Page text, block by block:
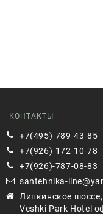
КОНТАКТЫ
+7(495)-789-43-85
+7(926)-172-10-78
+7(926)-787-08-83
santehnika-
Липкинское
Veshki Park Hotel